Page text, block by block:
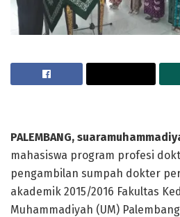
PALEMBANG,
mahasiswa program profesi
pengambilan sumpah dokter
akademik 2015/2016 Fakultas
Muhammadiyah (UM)